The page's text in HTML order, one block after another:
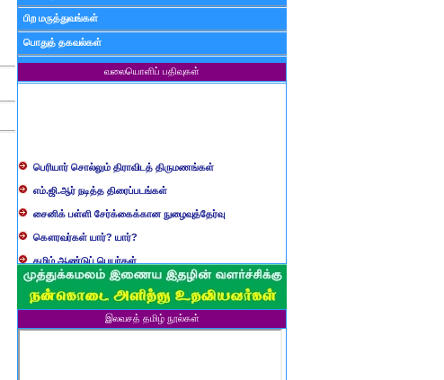
பிற மருத்துவங்கள்
பொதுத் தகவல்கள்
வலையொளிப் பதிவுகள்
எம்.ஜி.ஆர் நடித்த திரைப்படங்கள்
சைனிக் பள்ளி சேர்க்கைக்கான நுழைவுத்தேர்வு
கௌரவர்கள் யார்? யார்?
தமிழ் ஆண்டுப் பெயர்கள்
பிள்ளையார் சுழி வந்தது எப்படி?
வருவது போவது, வந்தால் போகாது, போனால் வராது...?
பண்டைய படைப் பெயர்கள்இலவசத் தமிழ் நூல்கள்